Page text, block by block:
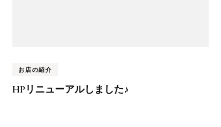
お店の紹介
HPリニューアルしました♪